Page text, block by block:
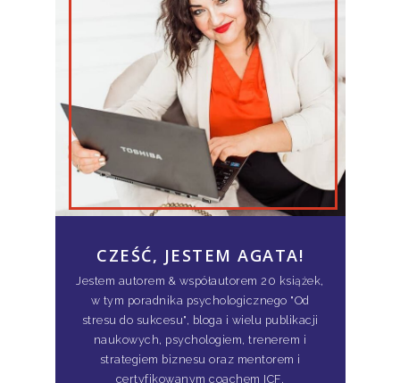
CZEŚĆ, JESTEM AGATA!
Jestem autorem & współautorem 20 książek,
w tym poradnika psychologicznego "Od
stresu do sukcesu", bloga i wielu publikacji
naukowych, psychologiem, trenerem i
strategiem biznesu oraz mentorem i
certyfikowanym coachem ICF.